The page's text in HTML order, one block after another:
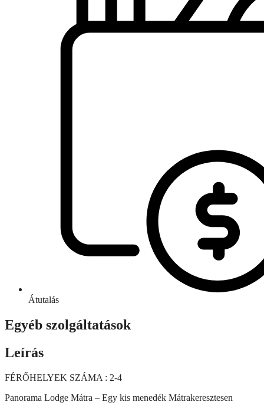
Átutalás
Egyéb szolgáltatások
Leírás
FÉRŐHELYEK SZÁMA : 2-4
Panorama Lodge Mátra – Egy kis menedék Mátrakeresztesen